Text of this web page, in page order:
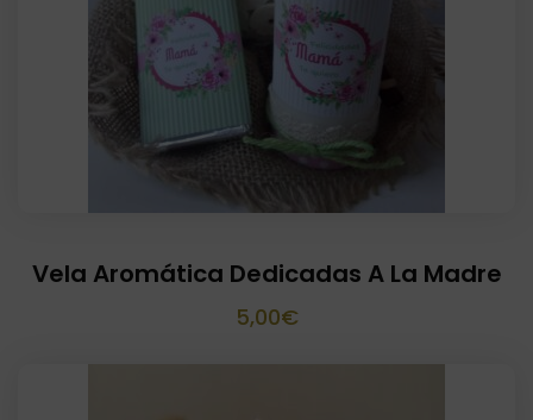
Vela Aromática Dedicadas A La Madre
5,00€